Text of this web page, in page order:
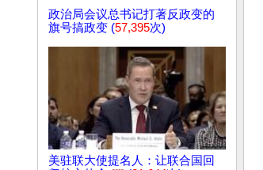
政治局会议总书记打著反政变的
旗号搞政变 (57,395次)
美驻联大使提名人：让联合国回